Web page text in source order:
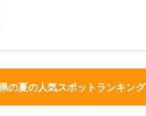
の夏の人気スポットランキング